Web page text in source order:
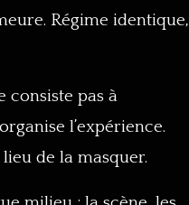
Régime identique,
consiste pas à
l’expérience.
de la masquer.